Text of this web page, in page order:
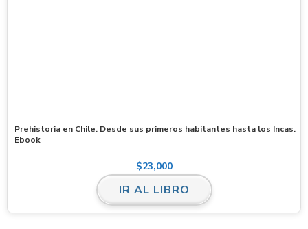
Prehistoria en Chile. Desde sus primeros habitantes hasta los Incas.
Ebook
$23,000
IR AL LIBRO